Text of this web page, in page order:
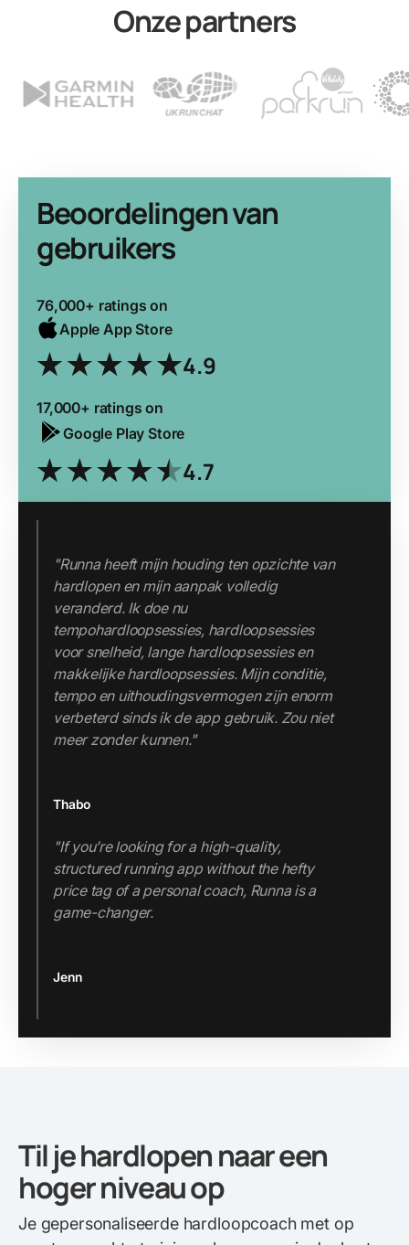
Onze partners
Beoordelingen van
gebruikers
76,000+ ratings on
Apple App Store
4.9
17,000+ ratings on
Google Play Store
4.7
"Runna heeft mijn houding ten opzichte van
hardlopen en mijn aanpak volledig
veranderd. Ik doe nu
tempohardloopsessies, hardloopsessies
voor snelheid, lange hardloopsessies en
makkelijke hardloopsessies. Mijn conditie,
tempo en uithoudingsvermogen zijn enorm
verbeterd sinds ik de app gebruik. Zou niet
meer zonder kunnen."
Thabo
"If you’re looking for a high-quality,
structured running app without the hefty
price tag of a personal coach, Runna is a
game-changer.
Jenn
Til je hardlopen naar een
hoger niveau op
Je gepersonaliseerde hardloopcoach met op